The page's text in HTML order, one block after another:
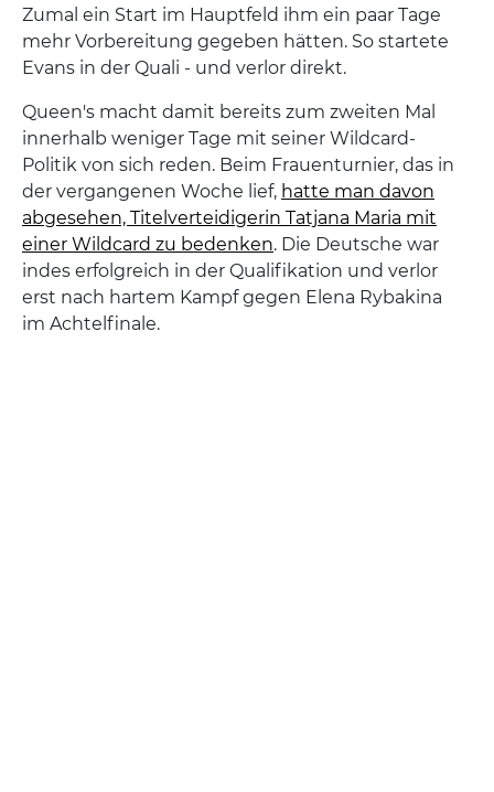
Zumal ein Start im Hauptfeld ihm ein paar Tage
mehr Vorbereitung gegeben hätten. So startete
Evans in der Quali - und verlor direkt.
Queen's macht damit bereits zum zweiten Mal
innerhalb weniger Tage mit seiner Wildcard-
Politik von sich reden. Beim Frauenturnier, das in
der vergangenen Woche lief, hatte man davon
abgesehen, Titelverteidigerin Tatjana Maria mit
einer Wildcard zu bedenken. Die Deutsche war
indes erfolgreich in der Qualifikation und verlor
erst nach hartem Kampf gegen Elena Rybakina
im Achtelfinale.